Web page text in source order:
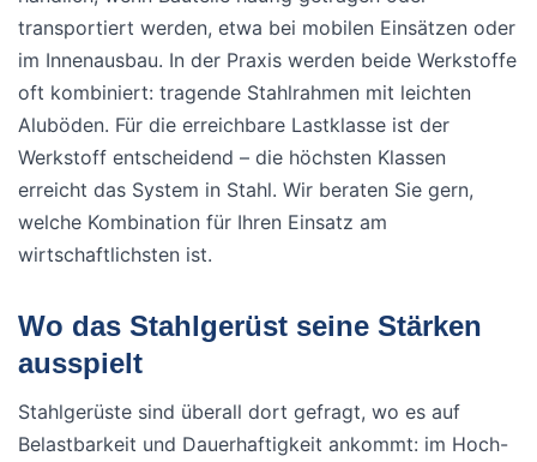
transportiert werden, etwa bei mobilen Einsätzen oder
im Innenausbau. In der Praxis werden beide Werkstoffe
oft kombiniert: tragende Stahlrahmen mit leichten
Aluböden. Für die erreichbare Lastklasse ist der
Werkstoff entscheidend – die höchsten Klassen
erreicht das System in Stahl. Wir beraten Sie gern,
welche Kombination für Ihren Einsatz am
wirtschaftlichsten ist.
Wo das Stahlgerüst seine Stärken
ausspielt
Stahlgerüste sind überall dort gefragt, wo es auf
Belastbarkeit und Dauerhaftigkeit ankommt: im Hoch-